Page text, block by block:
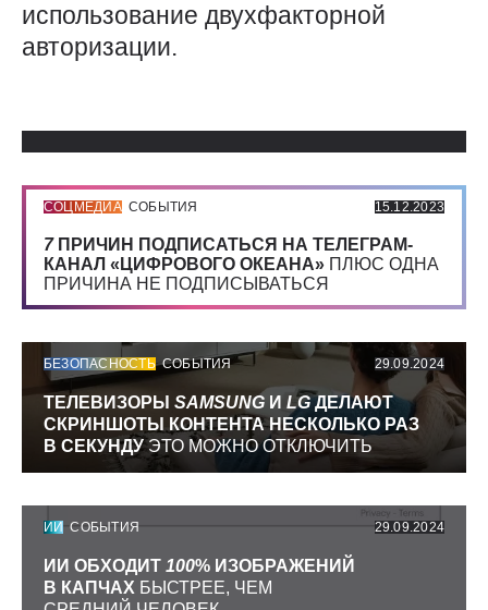
использование двухфакторной
авторизации.
СОЦМЕДИА СОБЫТИЯ 15.12.2023
7 ПРИЧИН ПОДПИСАТЬСЯ НА ТЕЛЕГРАМ-
КАНАЛ «ЦИФРОВОГО ОКЕАНА» ПЛЮС ОДНА
ПРИЧИНА НЕ ПОДПИСЫВАТЬСЯ
БЕЗОПАСНОСТЬ СОБЫТИЯ 29.09.2024
ТЕЛЕВИЗОРЫ SAMSUNG И LGДЕЛАЮТ
СКРИНШОТЫ КОНТЕНТА НЕСКОЛЬКО РАЗ
В СЕКУНДУЭТО МОЖНО ОТКЛЮЧИТЬ
ИИ СОБЫТИЯ 29.09.2024
ИИ ОБХОДИТ 100% ИЗОБРАЖЕНИЙ
В КАПЧАХ БЫСТРЕЕ, ЧЕМ